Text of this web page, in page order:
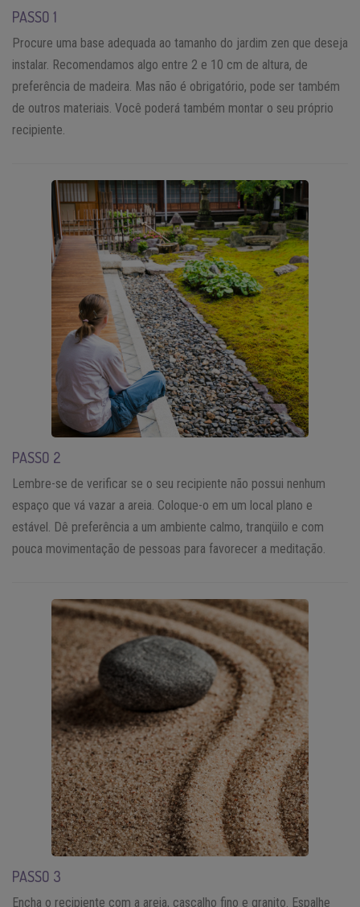
PASSO 1
Procure uma base adequada ao tamanho do jardim zen que deseja
instalar. Recomendamos algo entre 2 e 10 cm de altura, de
preferência de madeira. Mas não é obrigatório, pode ser também
de outros materiais. Você poderá também montar o seu próprio
recipiente.
PASSO 2
Lembre-se de verificar se o seu recipiente não possui nenhum
espaço que vá vazar a areia. Coloque-o em um local plano e
estável. Dê preferência a um ambiente calmo, tranqüilo e com
pouca movimentação de pessoas para favorecer a meditação.
PASSO 3
Encha o recipiente com a areia, cascalho fino e granito. Espalhe